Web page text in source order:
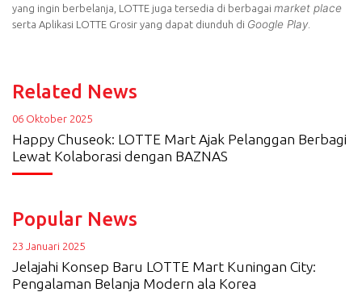
yang ingin berbelanja, LOTTE juga tersedia di berbagai market place
serta Aplikasi LOTTE Grosir yang dapat diunduh di Google Play.
Related News
06 Oktober 2025
Happy Chuseok: LOTTE Mart Ajak Pelanggan Berbagi
Lewat Kolaborasi dengan BAZNAS
Popular News
23 Januari 2025
Jelajahi Konsep Baru LOTTE Mart Kuningan City:
Pengalaman Belanja Modern ala Korea